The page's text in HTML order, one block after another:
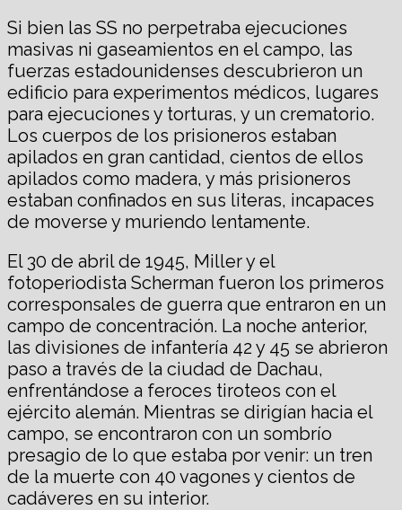
Si bien las SS no perpetraba ejecuciones
masivas ni gaseamientos en el campo, las
fuerzas estadounidenses descubrieron un
edificio para experimentos médicos, lugares
para ejecuciones y torturas, y un crematorio.
Los cuerpos de los prisioneros estaban
apilados en gran cantidad, cientos de ellos
apilados como madera, y más prisioneros
estaban confinados en sus literas, incapaces
de moverse y muriendo lentamente.
El 30 de abril de 1945, Miller y el
fotoperiodista Scherman fueron los primeros
corresponsales de guerra que entraron en un
campo de concentración. La noche anterior,
las divisiones de infantería 42 y 45 se abrieron
paso a través de la ciudad de Dachau,
enfrentándose a feroces tiroteos con el
ejército alemán. Mientras se dirigían hacia el
campo, se encontraron con un sombrío
presagio de lo que estaba por venir: un tren
de la muerte con 40 vagones y cientos de
cadáveres en su interior.